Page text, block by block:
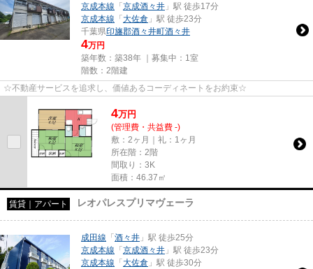
京成本線 「京成酒々井 」駅 徒歩17分
京成本線 「大佐倉 」駅 徒歩23分
千葉県印旛郡酒々井町酒々井
4万円
築年数：築38年 ｜募集中： 1室
階数：2階建
☆不動産サービスを追求し、価値あるコーディネートをお約束☆
4万円
(管理費・共益費 -)
敷：2ヶ月｜礼：1ヶ月
所在階：2階
間取り：3K
面積：46.37㎡
賃貸｜アパート レオパレスプリマヴェーラ
成田線 「酒々井 」駅 徒歩25分
京成本線 「京成酒々井 」駅 徒歩23分
京成本線 「大佐倉 」駅 徒歩30分